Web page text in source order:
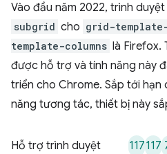
Vào đầu năm 2022, trình
subgrid cho grid-
template-columns là Firefox.
được hỗ trợ và tính năng này
triển cho Chrome. Sắp tới hạn
năng tương tác, thiết bị này
Hỗ trợ trình duyệt 117117